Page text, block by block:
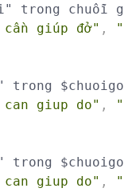
trong chuỗi
giúp đở" ,
trong
giup do" ,
trong
giup do" ,